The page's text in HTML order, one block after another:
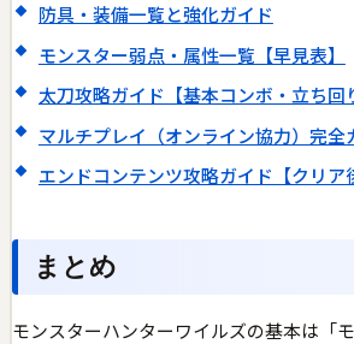
防具・装備一覧と強化ガイド
モンスター弱点・属性一覧【早見表】
太刀攻略ガイド【基本コンボ・立ち回
マルチプレイ（オンライン協力）完全
エンドコンテンツ攻略ガイド【クリア
まとめ
モンスターハンターワイルズの基本は「